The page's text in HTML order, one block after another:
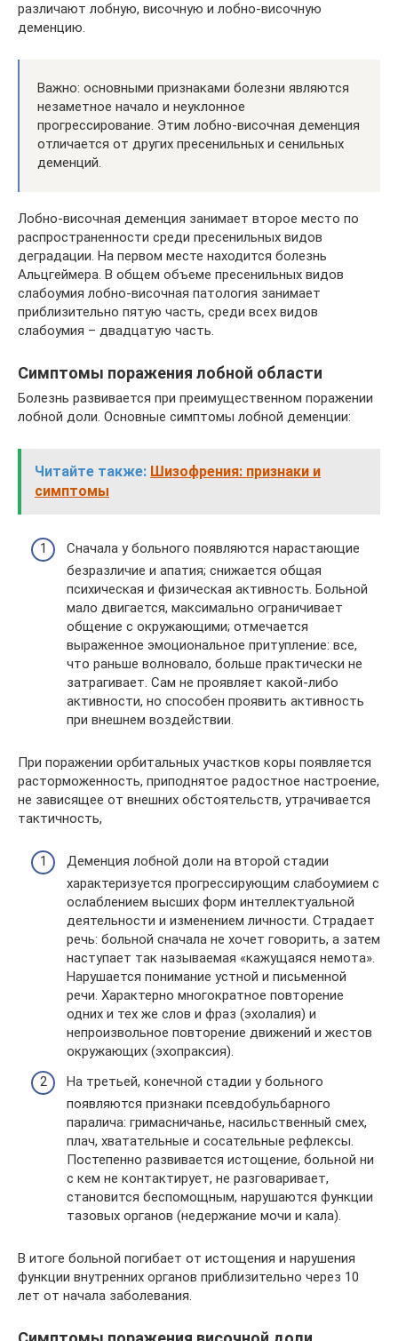
различают лобную, височную и лобно-височную
деменцию.
Важно: основными признаками болезни являются
незаметное начало и неуклонное
прогрессирование. Этим лобно-височная деменция
отличается от других пресенильных и сенильных
деменций.
Лобно-височная деменция занимает второе место по
распространенности среди пресенильных видов
деградации. На первом месте находится болезнь
Альцгеймера. В общем объеме пресенильных видов
слабоумия лобно-височная патология занимает
приблизительно пятую часть, среди всех видов
слабоумия – двадцатую часть.
Симптомы поражения лобной области
Болезнь развивается при преимущественном поражении
лобной доли. Основные симптомы лобной деменции:
Читайте также: Шизофрения: признаки и
симптомы
Сначала у больного появляются нарастающие
безразличие и апатия; снижается общая
психическая и физическая активность. Больной
мало двигается, максимально ограничивает
общение с окружающими; отмечается
выраженное эмоциональное притупление: все,
что раньше волновало, больше практически не
затрагивает. Сам не проявляет какой-либо
активности, но способен проявить активность
при внешнем воздействии.
При поражении орбитальных участков коры появляется
расторможенность, приподнятое радостное настроение,
не зависящее от внешних обстоятельств, утрачивается
тактичность,
Деменция лобной доли на второй стадии
характеризуется прогрессирующим слабоумием с
ослаблением высших форм интеллектуальной
деятельности и изменением личности. Страдает
речь: больной сначала не хочет говорить, а затем
наступает так называемая «кажущаяся немота».
Нарушается понимание устной и письменной
речи. Характерно многократное повторение
одних и тех же слов и фраз (эхолалия) и
непроизвольное повторение движений и жестов
окружающих (эхопраксия).
На третьей, конечной стадии у больного
появляются признаки псевдобульбарного
паралича: гримасничанье, насильственный смех,
плач, хватательные и сосательные рефлексы.
Постепенно развивается истощение, больной ни
с кем не контактирует, не разговаривает,
становится беспомощным, нарушаются функции
тазовых органов (недержание мочи и кала).
В итоге больной погибает от истощения и нарушения
функции внутренних органов приблизительно через 10
лет от начала заболевания.